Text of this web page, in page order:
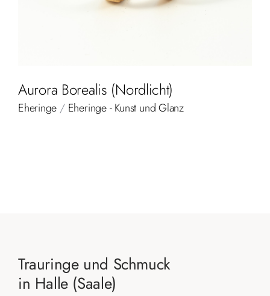
Aurora Borealis (Nordlicht)
Eheringe / Eheringe - Kunst und Glanz
Trauringe und Schmuck
in Halle (Saale)